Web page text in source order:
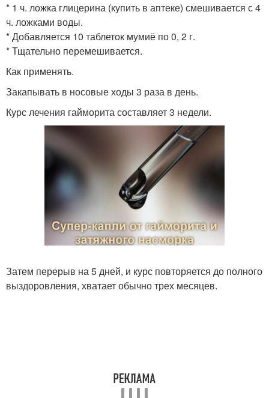
* 1 ч. ложка глицерина (купить в аптеке) смешивается с 4
ч. ложками воды.
* Добавляется 10 таблеток мумиё по 0, 2 г.
* Тщательно перемешивается.
Как применять.
Закапывать в носовые ходы 3 раза в день.
Курс лечения гайморита составляет 3 недели.
Затем перерыв на 5 дней, и курс повторяется до полного
выздоровления, хватает обычно трех месяцев.